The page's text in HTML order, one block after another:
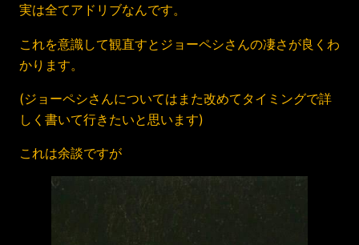
実は全てアドリブなんです。
これを意識して観直すとジョーペシさんの凄さが良くわ
かります。
(ジョーペシさんについてはまた改めてタイミングで詳
しく書いて行きたいと思います)
これは余談ですが